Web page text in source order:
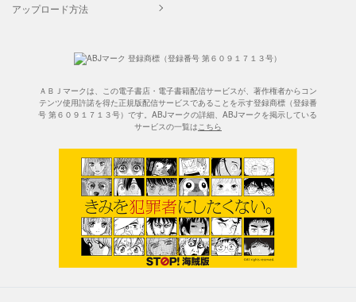
アップロード方法
ＡＢＪマークは、この電子書店・電子書籍配信サービスが、著作権者からコン
テンツ使用許諾を得た正規版配信サービスであることを示す登録商標（登録番
号 第６０９１７１３号）です。ABJマークの詳細、ABJマークを掲示している
サービスの一覧はこちら